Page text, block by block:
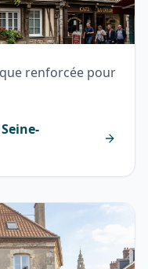
renforcée pour
Seine-